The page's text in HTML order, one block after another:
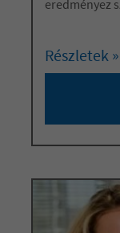
eredményez
Részletek »